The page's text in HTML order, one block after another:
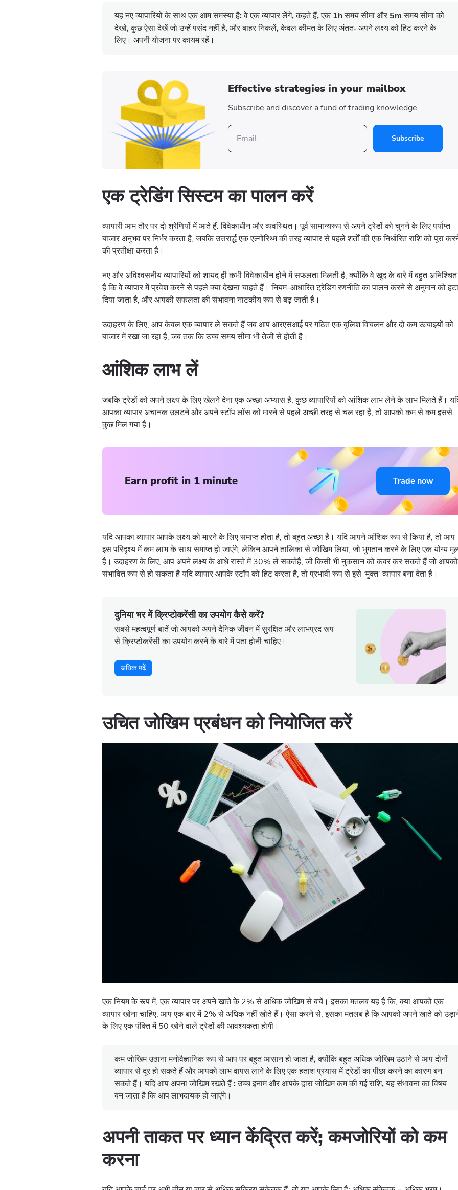
यह नए व्यापारियों के साथ एक आम समस्या है: वे एक व्यापार लेंगे, कहते हैं, एक 1h समय सीमा और 5m समय सीमा को
देखो, कुछ ऐसा देखें जो उन्हें पसंद नहीं है, और बाहर निकलें, केवल कीमत के लिए अंततः अपने लक्ष्य को हिट करने के
लिए। अपनी योजना पर कायम रहें।
Effective strategies in your mailbox
Subscribe and discover a fund of trading knowledge
Subscribe
एक ट्रेडिंग सिस्टम का पालन करें
व्यापारी आम तौर पर दो श्रेणियों में आते हैं: विवेकाधीन और व्यवस्थित। पूर्व सामान्यरूप से अपने ट्रेडों को चुनने के लिए पर्याप्त
बाजार अनुभव पर निर्भर करता है, जबकि उत्तरार्द्ध एक एल्गोरिथ्म की तरह व्यापार से पहले शर्तों की एक निर्धारित राशि को पूरा
की प्रतीक्षा करता है।
नए और अविश्वसनीय व्यापारियों को शायद ही कभी विवेकाधीन होने में सफलता मिलती है, क्योंकि वे खुद के बारे में बहुत अनिश्चित
हैं कि वे व्यापार में प्रवेश करने से पहले क्या देखना चाहते हैं। नियम-आधारित ट्रेडिंग रणनीति का पालन करने से अनुमान को हटा
दिया जाता है, और आपकी सफलता की संभावना नाटकीय रूप से बढ़ जाती है।
उदाहरण के लिए, आप केवल एक व्यापार ले सकते हैं जब आप आरएसआई पर गठित एक बुलिश विचलन और दो कम ऊंचाइयों को
बाजार में रखा जा रहा है, जब तक कि उच्च समय सीमा भी तेजी से होती है।
आंशिक लाभ लें
जबकि ट्रेडों को अपने लक्ष्य के लिए खेलने देना एक अच्छा अभ्यास है, कुछ व्यापारियों को आंशिक लाभ लेने के लाभ मिलते हैं।
आपका व्यापार अचानक उलटने और अपने स्टॉप लॉस को मारने से पहले अच्छी तरह से चल रहा है, तो आपको कम से कम इससे
कुछ मिल गया है।
Earn profit in 1 minute Trade now
यदि आपका व्यापार आपके लक्ष्य को मारने के लिए समाप्त होता है, तो बहुत अच्छा है। यदि आपने आंशिक रूप से किया है, तो आप
इस परिदृश्य में कम लाभ के साथ समाप्त हो जाएंगे, लेकिन आपने तालिका से जोखिम लिया, जो भुगतान करने के लिए एक योग्य
है। उदाहरण के लिए, आप अपने लक्ष्य के आधे रास्ते में 30% ले सकतेहैं, जी किसी भी नुकसान को कवर कर सकते हैं जो आपको
संभावित रूप से हो सकता है यदि व्यापार आपके स्टॉप को हिट करता है, तो प्रभावी रूप से इसे ‘मुक्त’ व्यापार बना देता है।
दुनिया भर में क्रिप्टोकरेंसी का उपयोग कैसे करें?
सबसे महत्वपूर्ण बातें जो आपको अपने दैनिक जीवन में सुरक्षित और लाभप्रद रूप
से क्रिप्टोकरेंसी का उपयोग करने के बारे में पता होनी चाहिए।
अधिक पढ़ें
उचित जोखिम प्रबंधन को नियोजित करें
एक नियम के रूप में, एक व्यापार पर अपने खाते के 2% से अधिक जोखिम से बचें। इसका मतलब यह है कि, क्या आपको एक
व्यापार खोना चाहिए, आप एक बार में 2% से अधिक नहीं खोते हैं। ऐसा करने से, इसका मतलब है कि आपको अपने खाते को
के लिए एक पंक्ति में 50 खोने वाले ट्रेडों की आवश्यकता होगी।
कम जोखिम उठाना मनोवैज्ञानिक रूप से आप पर बहुत आसान हो जाता है, क्योंकि बहुत अधिक जोखिम उठाने से आप दोनों
व्यापार से दूर हो सकते हैं और आपको लाभ वापस लाने के लिए एक हताश प्रयास में ट्रेडों का पीछा करने का कारण बन
सकते हैं। यदि आप अपना जोखिम रखते हैं : उच्च इनाम और आपके द्वारा जोखिम कम की गई राशि, यह संभावना का विषय
बन जाता है कि आप लाभदायक हो जाएंगे।
अपनी ताकत पर ध्यान केंद्रित करें; कमजोरियों को कम
करना